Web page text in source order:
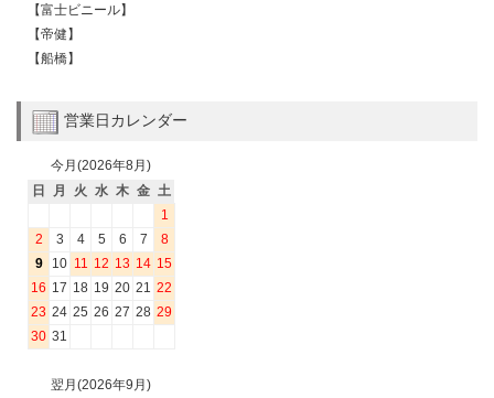
【富士ビニール】
【帝健】
【船橋】
営業日カレンダー
今月(2026年8月)
日
月 火 水 木 金 土
1
2
3 4 5 6 7
8
9
10 11 12 13 14 15
16 17 18 19 20 21 22
23 24 25 26 27 28 29
30 31
翌月(2026年9月)